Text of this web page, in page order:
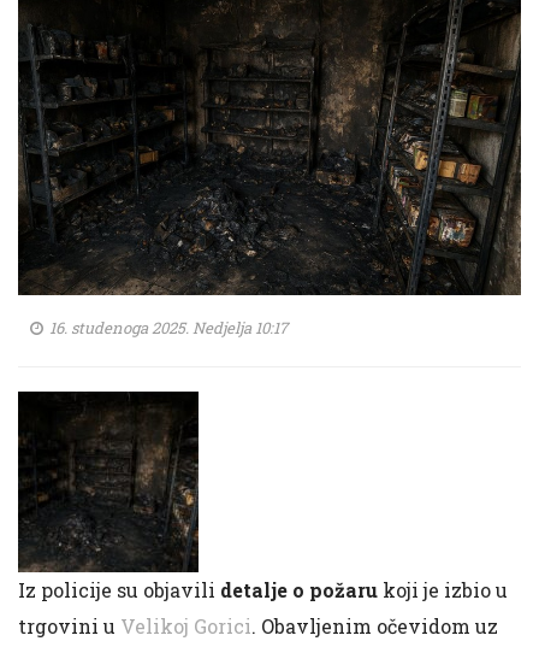
16. studenoga 2025. Nedjelja 10:17
Iz policije su objavili detalje o požaru koji je izbio u
trgovini u Velikoj Gorici. Obavljenim očevidom uz